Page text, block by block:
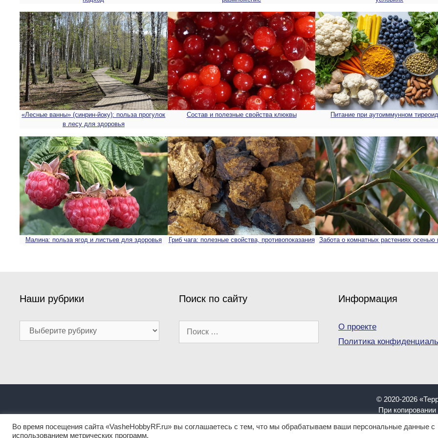
«Лесные ванны» (синрин-йоку): польза прогулок
в лесу для здоровья
Состав и полезные свойства клюквы Питание при аутоиммунном
Малина: польза ягод и листьев для здоровья Гриб чага: полезные свойства, противопоказания Забота о комнатных растениях осенью
Наши рубрики
Наши
рубрики
Поиск по сайту
Поиск:
Информация
О проекте
Политика
© 2020-2026
При
Во время посещения сайта «VasheHobbyRF.ru» вы соглашаетесь с тем, что мы обрабатываем ваши персональные данные с
использованием метрических программ.